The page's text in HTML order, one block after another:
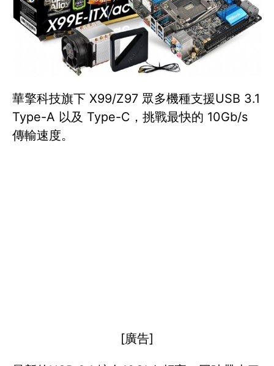
華擎科技旗下 X99/Z97 眾多機種支援USB 3.1
Type-A 以及 Type-C，挑戰最快的 10Gb/s
傳輸速度。
[廣告]